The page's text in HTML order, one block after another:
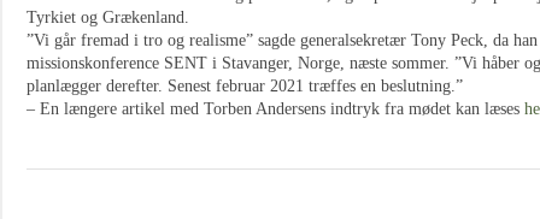
Tyrkiet og Grækenland.
”Vi går fremad i tro og realisme” sagde generalsekretær Tony Peck, da
missionskonference SENT i Stavanger, Norge, næste sommer. ”Vi håber
planlægger derefter. Senest februar 2021 træffes en beslutning.”
– En længere artikel med Torben Andersens indtryk fra mødet kan læses